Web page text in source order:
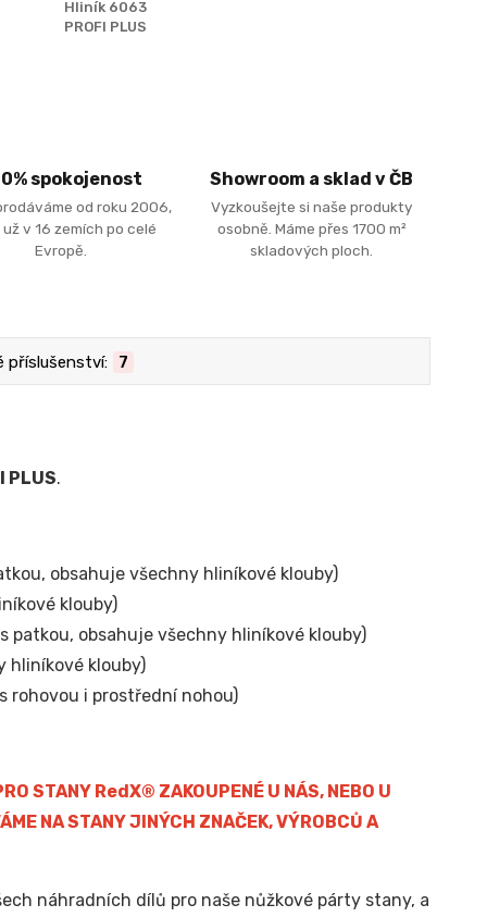
Hliník 6063
PROFI PLUS
spokojenost
od roku 2006,
v 16 zemích po celé
Evropě.
Showroom a sklad v ČB
Vyzkoušejte si naše produkty
osobně. Máme přes 1700 m²
skladových ploch.
příslušenství: 7
PLUS.
obsahuje všechny hliníkové klouby)
klouby)
obsahuje všechny hliníkové klouby)
hliníkové klouby)
rohovou i prostřední nohou)
STANY RedX® ZAKOUPENÉ U NÁS, NEBO U
NA STANY JINÝCH ZNAČEK, VÝROBCŮ A
náhradních dílů pro naše nůžkové párty stany, a